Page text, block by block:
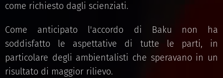
come richiesto dagli scienziati.
Come anticipato l'accordo di Baku non ha
soddisfatto le aspettative di tutte le parti, in
particolare degli ambientalisti che speravano in un
risultato di maggior rilievo.